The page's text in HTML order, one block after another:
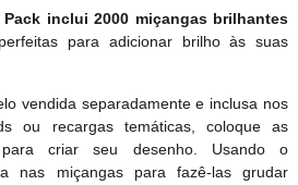
inclui 2000 miçangas brilhantes
para adicionar brilho às suas
vendida separadamente e inclusa nos
ou recargas temáticas, coloque as
criar seu desenho. Usando o
nas miçangas para fazê-las grudar